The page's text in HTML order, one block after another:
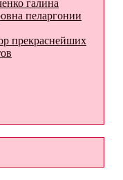
галина
пеларгонии
прекраснейших